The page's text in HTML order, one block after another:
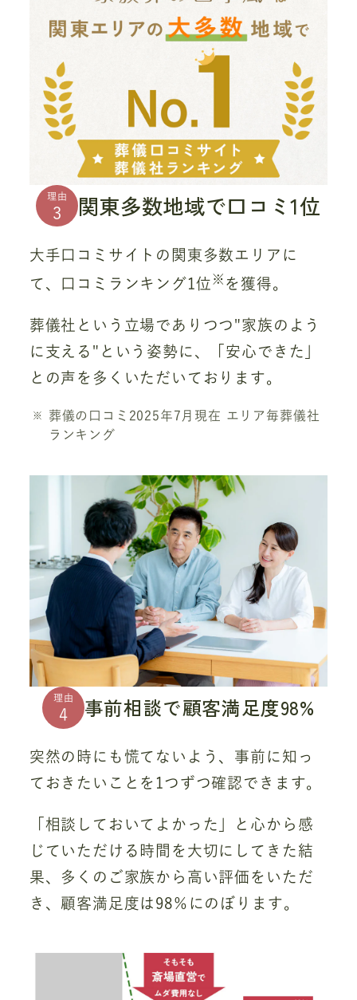
理由
3 関東多数地域で口コミ1位
大手口コミサイトの関東多数エリアに
て、口コミランキング1位 ※ を獲得。
葬儀社という立場でありつつ"家族のよう
に支える"という姿勢に、「安心できた」
との声を多くいただいております。
葬儀の口コミ2025年7月現在 エリア毎葬儀社
ランキング
理由
4 事前相談で顧客満足度98%
突然の時にも慌てないよう、事前に知っ
ておきたいことを1つずつ確認できます。
「相談しておいてよかった」と心から感
じていただける時間を大切にしてきた結
果、多くのご家族から高い評価をいただ
き、顧客満足度は98％にのぼります。